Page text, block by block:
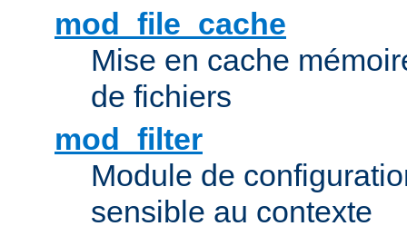
mod_file_cache
Mise en cache
de fichiers
mod_filter
Module de
sensible au contexte